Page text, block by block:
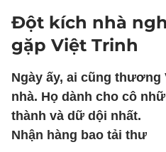
Đột kích nhà
gặp Việt Trinh
Ngày ấy, ai cũng
nhà. Họ dành cho cô
thành và dữ dội nhất.
Nhận hàng bao tải thư